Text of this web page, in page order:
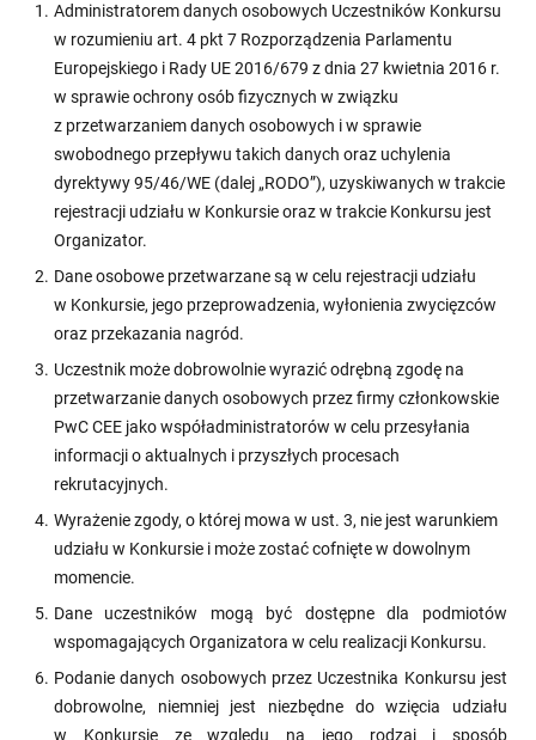
Administratorem danych osobowych Uczestników Konkursu
w rozumieniu art. 4 pkt 7 Rozporządzenia Parlamentu
Europejskiego i Rady UE 2016/679 z dnia 27 kwietnia 2016 r.
w sprawie ochrony osób fizycznych w związku
z przetwarzaniem danych osobowych i w sprawie
swobodnego przepływu takich danych oraz uchylenia
dyrektywy 95/46/WE (dalej „RODO”), uzyskiwanych w trakcie
rejestracji udziału w Konkursie oraz w trakcie Konkursu jest
Organizator.
Dane osobowe przetwarzane są w celu rejestracji udziału
w Konkursie, jego przeprowadzenia, wyłonienia zwycięzców
oraz przekazania nagród.
Uczestnik może dobrowolnie wyrazić odrębną zgodę na
przetwarzanie danych osobowych przez firmy członkowskie
PwC CEE jako współadministratorów w celu przesyłania
informacji o aktualnych i przyszłych procesach
rekrutacyjnych.
Wyrażenie zgody, o której mowa w ust. 3, nie jest warunkiem
udziału w Konkursie i może zostać cofnięte w dowolnym
momencie.
Dane uczestników mogą być dostępne dla podmiotów
wspomagających Organizatora w celu realizacji Konkursu.
Podanie danych osobowych przez Uczestnika Konkursu jest
dobrowolne, niemniej jest niezbędne do wzięcia udziału
w Konkursie ze względu na jego rodzaj i sposób